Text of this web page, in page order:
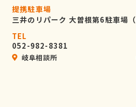
提携駐車場
三井のリパーク 大曽根第6駐車場（
TEL
052-982-8381
岐阜相談所